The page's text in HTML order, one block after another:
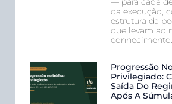
da execução,
estrutura da
que levam ao
conhecimento.
Progressão
Privilegiado:
Saída Do
Após A